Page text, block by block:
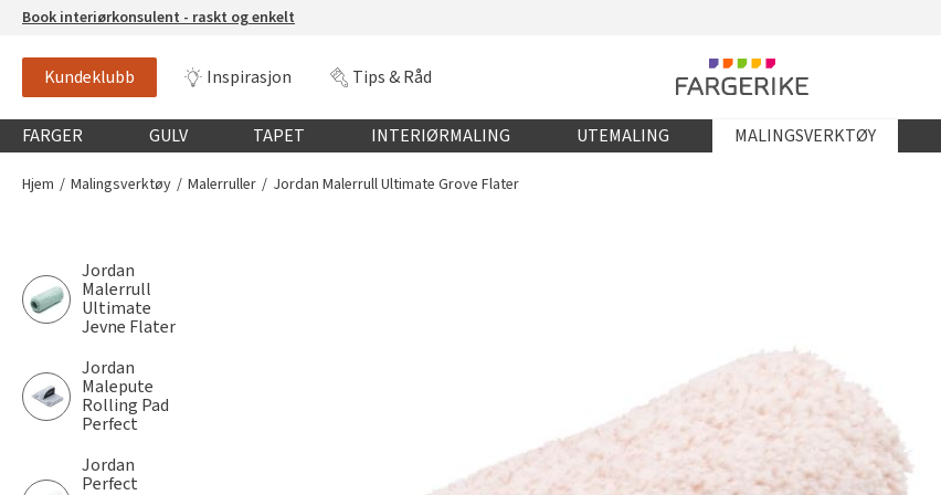
Book interiørkonsulent - raskt og enkelt
Kundeklubb Inspirasjon Tips & Råd
Globalnavigasjon mobil
FARGER GULV TAPET INTERIØRMALING UTEMALING MALINGSVERKTØY
Hjem Malingsverktøy Malerruller Jordan Malerrull Ultimate Grove Flater
Jordan
Malerrull
Ultimate
Jevne Flater
Jordan
Malepute
Rolling Pad
Perfect
Jordan
Perfect